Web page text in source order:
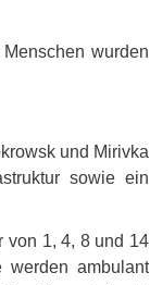
wurden
und Mirivka
sowie ein
von 1, 4, 8 und 14
ambulant